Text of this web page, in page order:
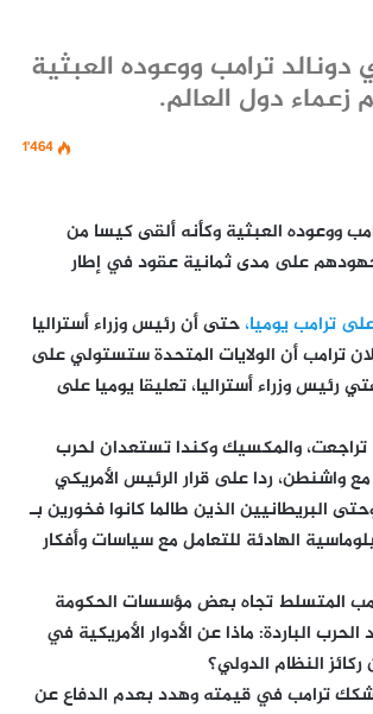
ترامب ووعوده العبثية
دول العالم.
1٬464
ووعوده العبثية وكأنه ألقى كيسا من
جهودهم على مدى ثمانية عقود في إطار
ترامب يوميا،حتى أن رئيس وزراء أستراليا
ترامب أن الولايات المتحدة ستستولي على
رئيس وزراء أستراليا، تعليقا يوميا على
تراجعت، والمكسيك وكندا تستعدان لحرب
واشنطن، ردا على قرار الرئيس الأمريكي
الصينية، وحتى البريطانيين الذين طالما كانوا فخورين بـ
الهادئة للتعامل مع سياسات وأفكار
المتسلط تجاه بعض مؤسسات الحكومة
الباردة: ماذا عن الأدوار الأمريكية في
النظام الدولي؟
شكك ترامب في قيمته وهدد بعدم الدفاع عن